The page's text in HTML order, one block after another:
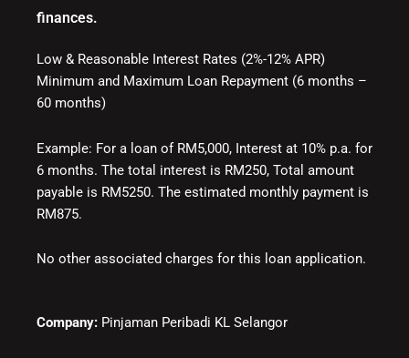
finances.
Low & Reasonable Interest Rates (2%-12% APR)
Minimum and Maximum Loan Repayment (6 months –
60 months)
Example: For a loan of RM5,000, Interest at 10% p.a. for
6 months. The total interest is RM250, Total amount
payable is RM5250. The estimated monthly payment is
RM875.
No other associated charges for this loan application.
Company: Pinjaman Peribadi KL Selangor